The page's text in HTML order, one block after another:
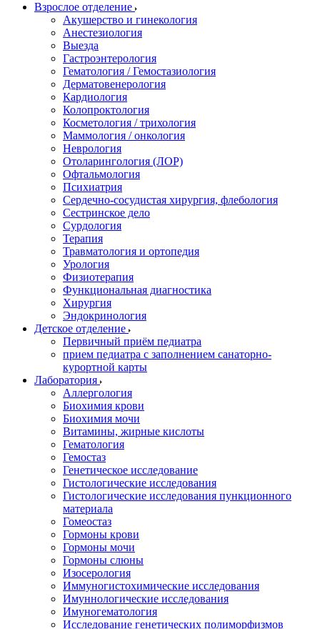
Взрослое отделение
Акушерство и гинекология
Анестезиология
Выезда
Гастроэнтерология
Гематология / Гемостазиология
Дерматовенерология
Кардиология
Колопроктология
Косметология / трихология
Маммология / онкология
Неврология
Отоларингология (ЛОР)
Офтальмология
Психиатрия
Сердечно-сосудистая хирургия, флебология
Сестринское дело
Сурдология
Терапия
Травматология и ортопедия
Урология
Физиотерапия
Функциональная диагностика
Хирургия
Эндокринология
Детское отделение
Первичный приём педиатра
прием педиатра с заполнением санаторно-
курортной карты
Лаборатория
Аллергология
Биохимия крови
Биохимия мочи
Витамины, жирные кислоты
Гематология
Гемостаз
Генетическое исследование
Гистологические исследования
Гистологические исследования пункционного
материала
Гомеостаз
Гормоны крови
Гормоны мочи
Гормоны слюны
Изосерология
Иммуногистохимические исследования
Имуннологические исследования
Имуногематология
Исследование генетических полиморфизмов